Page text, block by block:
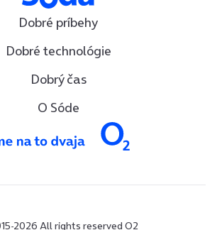
Dobré príbehy
Dobré technológie
Dobrý čas
O Sóde
2026 All rights reserved O2